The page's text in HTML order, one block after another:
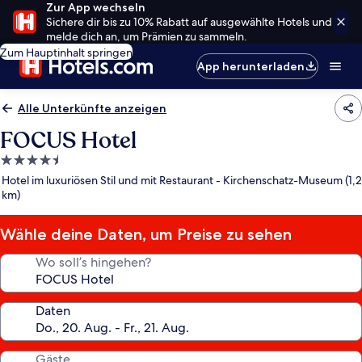
Zur App wechseln
Sichere dir bis zu 10% Rabatt auf ausgewählte Hotels und
melde dich an, um Prämien zu sammeln.
Zum Hauptinhalt springen
App herunterladen
Alle Unterkünfte anzeigen
FOCUS Hotel
4.5-
Sterne-
Unterkunft
Hotel im luxuriösen Stil und mit Restaurant - Kirchenschatz-Museum (1,2
km)
Wähle deine Daten, um Preise zu sehen
Wo soll’s hingehen?
Daten